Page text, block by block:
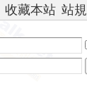
收藏本站 站規